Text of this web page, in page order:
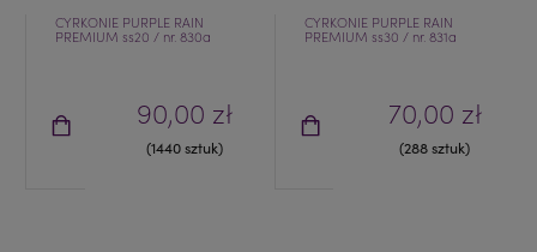
CYRKONIE PURPLE RAIN
PREMIUM ss20 / nr. 830a
90,00 zł
(1440 sztuk)
CYRKONIE PURPLE RAIN
PREMIUM ss30 / nr. 831a
70,00 zł
(288 sztuk)